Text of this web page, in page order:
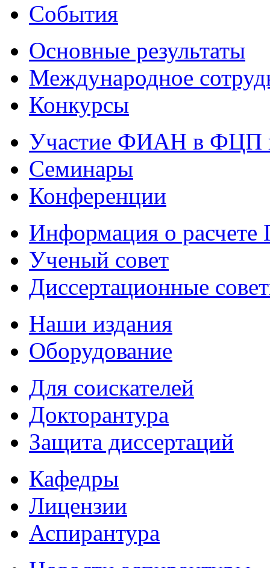
События
Основные результаты
Международное
Конкурсы
Участие ФИАН в ФЦП
Семинары
Конференции
Информация о
Ученый совет
Диссертационные
Наши издания
Оборудование
Для соискателей
Докторантура
Защита диссертаций
Кафедры
Лицензии
Аспирантура